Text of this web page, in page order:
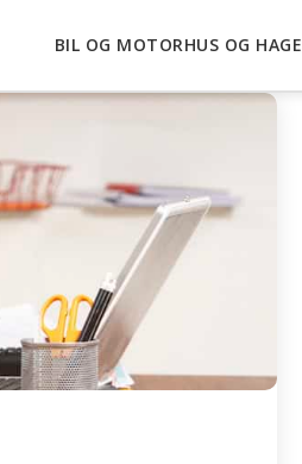
BIL OG MOTORHUS OG HAGE